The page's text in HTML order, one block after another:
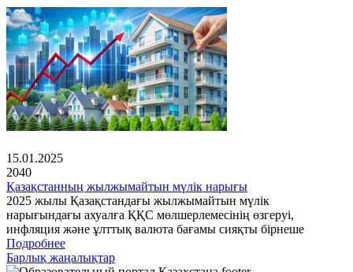
15.01.2025
2040
Қазақстанның жылжымайтын мүлік нарығы
2025 жылы Қазақстандағы жылжымайтын мүлік
нарығындағы ахуалға ҚҚС мөлшерлемесінің өзгеруі,
инфляция және ұлттық валюта бағамы сияқты бірнеше
Подробнее
Барлық жаңалықтар